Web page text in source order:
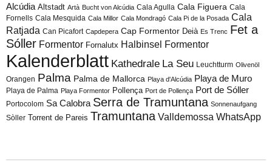
Alcúdia Altstadt Artà Bucht von Alcúdia Cala Agulla Cala Figuera Cala
Fornells Cala Mesquida Cala Millor Cala Mondragó Cala Pi de la Posada Cala
Ratjada Can Picafort Capdepera Cap Formentor Deià Es Trenc Fet a
Sóller Formentor Fornalutx Halbinsel Formentor
Kalenderblatt Kathedrale La Seu Leuchtturm Olivenöl
Orangen Palma Palma de Mallorca Playa d'Alcúdia Playa de Muro
Playa de Palma Playa Formentor Pollença Port de Pollença Port de Sóller
Portocolom Sa Calobra Serra de Tramuntana Sonnenaufgang
Sòller Torrent de Pareis Tramuntana Valldemossa WhatsApp